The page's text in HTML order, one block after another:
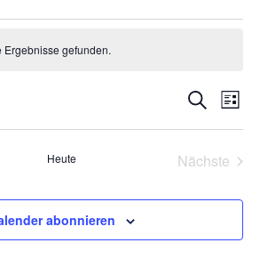
Ergebnisse gefunden.
und
SucheListe
Heute Nächste
abonnieren